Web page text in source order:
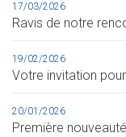
17/03/2026
Ravis de notre
19/02/2026
Votre invitation
20/01/2026
Première